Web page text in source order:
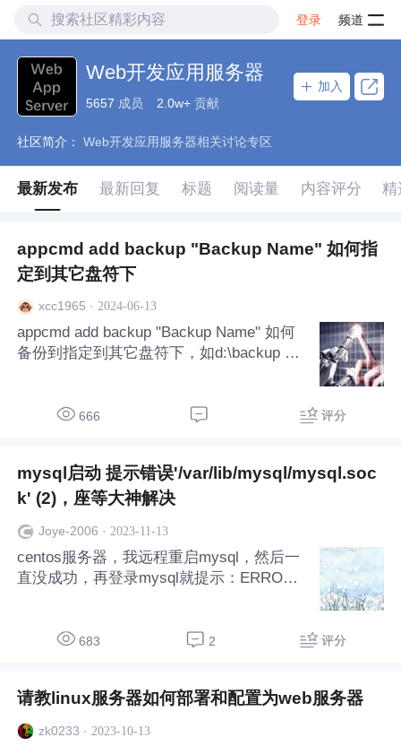
登录 频道
Web开发应用服务器
5657 成员 2.0w+ 贡献
加入
社区简介： Web开发应用服务器相关讨论专区
最新发布 最新回复 标题 阅读量 内容评分 精
appcmd add backup "Backup Name" 如何指
定到其它盘符下
xcc1965 · 2024-06-13
appcmd add backup "Backup Name" 如何
备份到指定到其它盘符下，如d:\backup na
666 评分
mysql启动 提示错误'/var/lib/mysql/mysql.soc
k' (2)，座等大神解决
Joye-2006 · 2023-11-13
centos服务器，我远程重启mysql，然后一
直没成功，再登录mysql就提示：ERROR 2
683 2 评分
请教linux服务器如何部署和配置为web服务器
zk0233 · 2023-10-13